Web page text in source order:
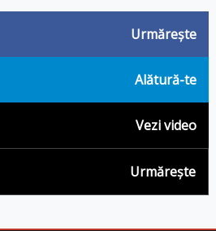
Urmărește
Alătură-te
Vezi video
Urmărește